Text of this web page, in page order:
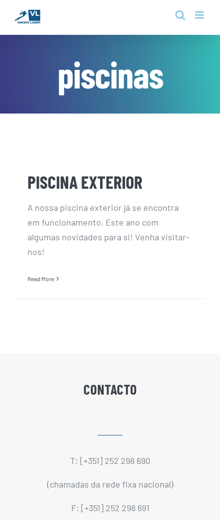
content
piscinas
PISCINA EXTERIOR
A nossa piscina exterior já se encontra
em funcionamento. Este ano com
algumas novidades para si! Venha visitar-
nos!
Read More
CONTACTO
T: [+351] 252 298 690
(chamadas da rede fixa nacional)
F: [+351] 252 298 691